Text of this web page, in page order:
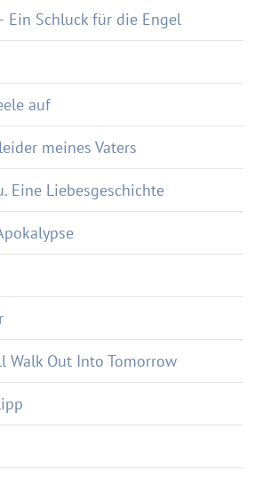
Ein Schluck für die Engel
auf
meines Vaters
Eine Liebesgeschichte
Walk Out Into Tomorrow